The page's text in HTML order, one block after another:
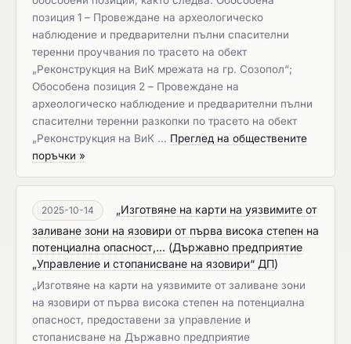
позиция 1 – Провеждане на археологическо
наблюдение и предварителни пълни спасителни
теренни проучвания по трасето на обект
„Реконструкция на ВиК мрежата на гр. Созопол“;
Обособена позиция 2 – Провеждане на
археологическо наблюдение и предварителни пълни
спасителни теренни разкопки по трасето на обект
„Реконструкция на ВиК … Преглед на обществените
поръчки »
2025-10-14
„Изготвяне на карти на уязвимите от
заливане зони на язовири от първа висока степен на
потенциална опасност,... (Държавно предприятие
„Управление и стопанисване на язовири“ ДП)
„Изготвяне на карти на уязвимите от заливане зони
на язовири от първа висока степен на потенциална
опасност, предоставени за управление и
стопанисване на Държавно предприятие